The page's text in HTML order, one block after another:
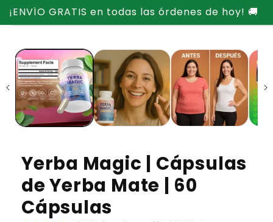
contenido
¡ENVÍO GRATIS en todas las órdenes de hoy! 🚚
producto
Yerba Magic | Cápsulas
de Yerba Mate | 60
Cápsulas